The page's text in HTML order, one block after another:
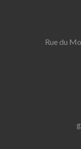
Rue du